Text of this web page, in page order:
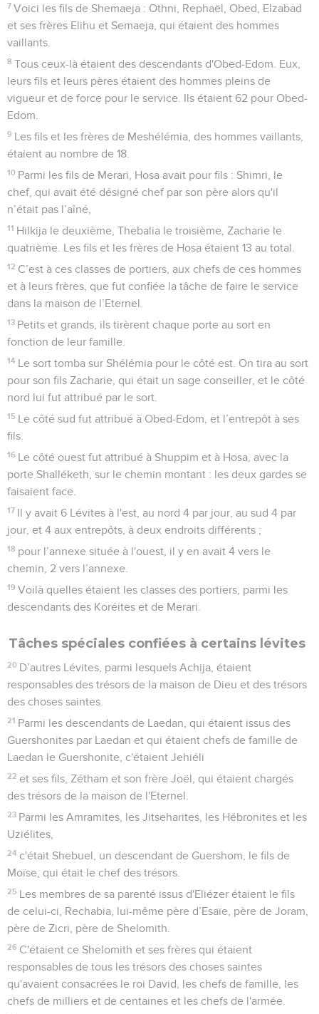
7 Voici les fils de Shemaeja : Othni, Rephaël, Obed, Elzabad
et ses frères Elihu et Semaeja, qui étaient des hommes
vaillants.
8 Tous ceux-là étaient des descendants d'Obed-Edom. Eux,
leurs fils et leurs pères étaient des hommes pleins de
vigueur et de force pour le service. Ils étaient 62 pour Obed-
Edom.
9 Les fils et les frères de Meshélémia, des hommes vaillants,
étaient au nombre de 18.
10 Parmi les fils de Merari, Hosa avait pour fils : Shimri, le
chef, qui avait été désigné chef par son père alors qu'il
n’était pas l’aîné,
11 Hilkija le deuxième, Thebalia le troisième, Zacharie le
quatrième. Les fils et les frères de Hosa étaient 13 au total.
12 C’est à ces classes de portiers, aux chefs de ces hommes
et à leurs frères, que fut confiée la tâche de faire le service
dans la maison de l’Eternel.
13 Petits et grands, ils tirèrent chaque porte au sort en
fonction de leur famille.
14 Le sort tomba sur Shélémia pour le côté est. On tira au sort
pour son fils Zacharie, qui était un sage conseiller, et le côté
nord lui fut attribué par le sort.
15 Le côté sud fut attribué à Obed-Edom, et l’entrepôt à ses
fils.
16 Le côté ouest fut attribué à Shuppim et à Hosa, avec la
porte Shalléketh, sur le chemin montant : les deux gardes se
faisaient face.
17 Il y avait 6 Lévites à l'est, au nord 4 par jour, au sud 4 par
jour, et 4 aux entrepôts, à deux endroits différents ;
18 pour l’annexe située à l'ouest, il y en avait 4 vers le
chemin, 2 vers l’annexe.
19 Voilà quelles étaient les classes des portiers, parmi les
descendants des Koréites et de Merari.
Tâches spéciales confiées à certains lévites
20 D’autres Lévites, parmi lesquels Achija, étaient
responsables des trésors de la maison de Dieu et des trésors
des choses saintes.
21 Parmi les descendants de Laedan, qui étaient issus des
Guershonites par Laedan et qui étaient chefs de famille de
Laedan le Guershonite, c'étaient Jehiéli
22 et ses fils, Zétham et son frère Joël, qui étaient chargés
des trésors de la maison de l'Eternel.
23 Parmi les Amramites, les Jitseharites, les Hébronites et les
Uziélites,
24 c'était Shebuel, un descendant de Guershom, le fils de
Moïse, qui était le chef des trésors.
25 Les membres de sa parenté issus d'Eliézer étaient le fils
de celui-ci, Rechabia, lui-même père d’Esaïe, père de Joram,
père de Zicri, père de Shelomith.
26 C'étaient ce Shelomith et ses frères qui étaient
responsables de tous les trésors des choses saintes
qu'avaient consacrées le roi David, les chefs de famille, les
chefs de milliers et de centaines et les chefs de l'armée.